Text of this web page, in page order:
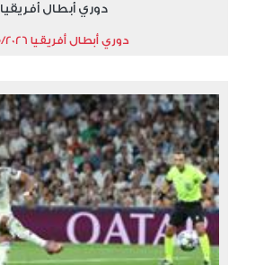
دوري أبطال أفريقيا
دوري أبطال أفريقيا 2025/2026